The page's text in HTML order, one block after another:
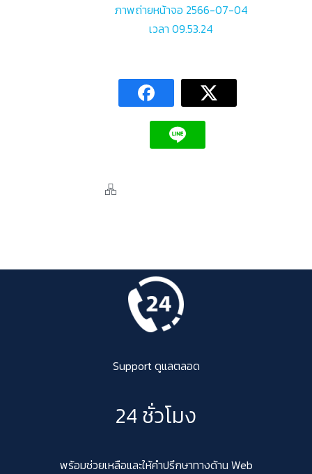
ภาพถ่ายหน้าจอ 2566-07-04
เวลา 09.53.24
Support ดูแลตลอด
24 ชั่วโมง
พร้อมช่วยเหลือและให้คำปรึกษาทางด้าน Web